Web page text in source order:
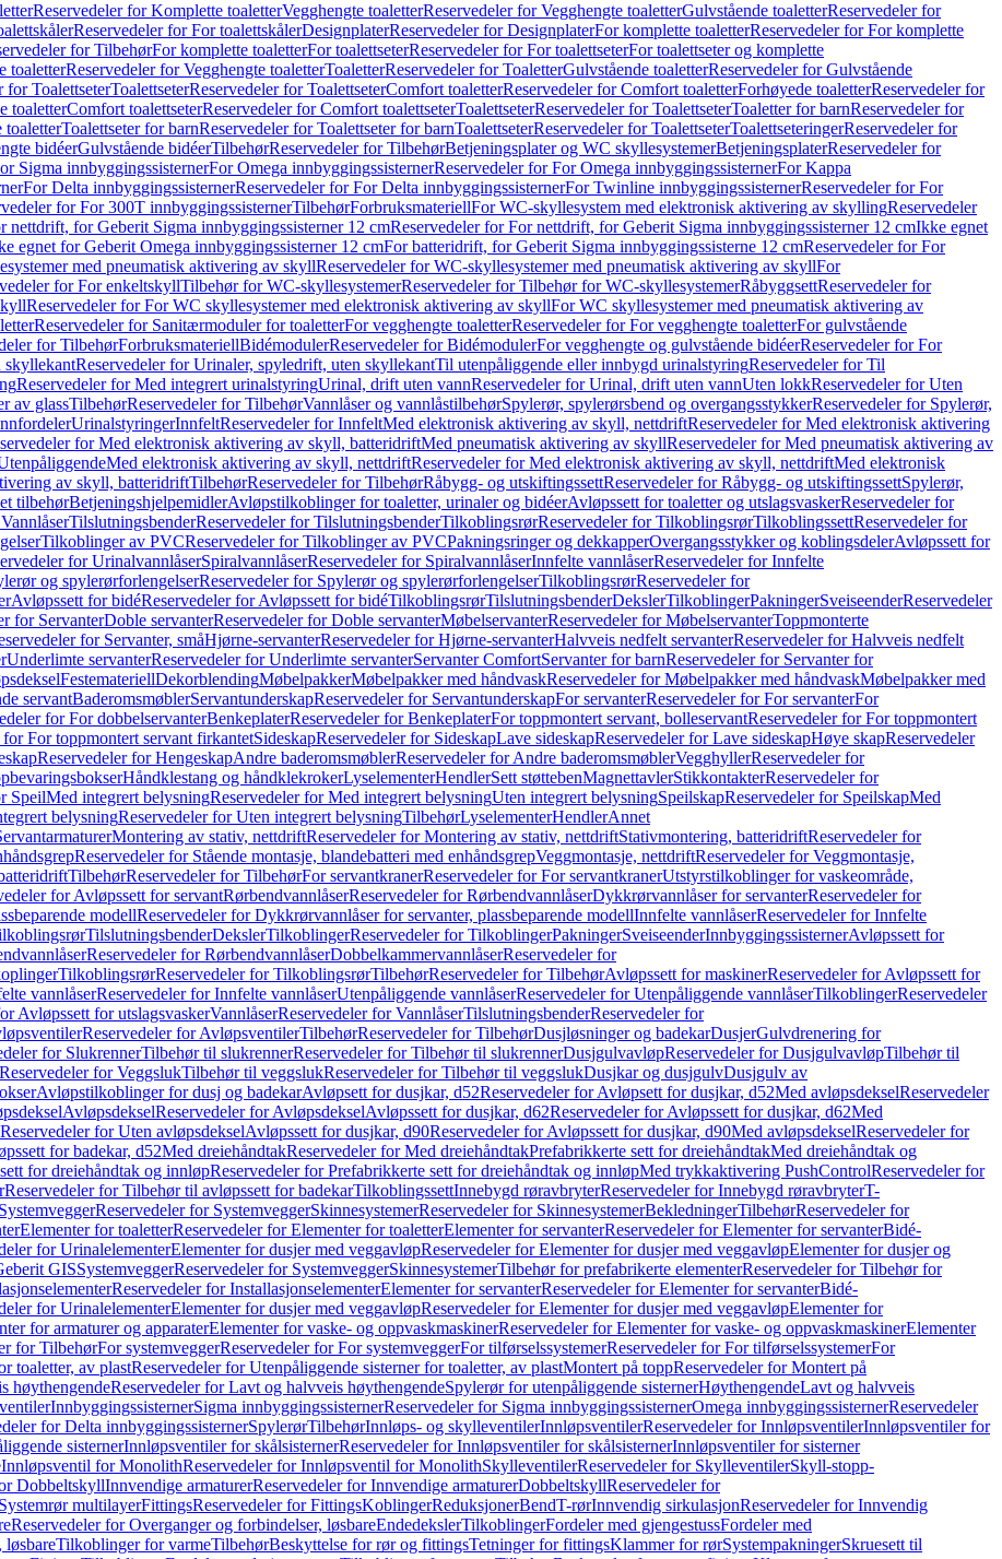
Reservedeler for Komplette toaletterVegghengte toaletterReservedeler for Vegghengte toaletterGulvstående toaletterReservedeler for
Reservedeler for For toalettskålerDesignplaterReservedeler for DesignplaterFor komplette toaletterReservedeler for For komplette
for TilbehørFor komplette toaletterFor toalettseterReservedeler for For toalettseterFor toalettseter og komplette
toaletterReservedeler for Vegghengte toaletterToaletterReservedeler for ToaletterGulvstående toaletterReservedeler for Gulvstående
for ToalettseterToalettseterReservedeler for ToalettseterComfort toaletterReservedeler for Comfort toaletterForhøyede toaletterReservedeler for
toaletterComfort toalettseterReservedeler for Comfort toalettseterToalettseterReservedeler for ToalettseterToaletter for barnReservedeler for
toaletterToalettseter for barnReservedeler for Toalettseter for barnToalettseterReservedeler for ToalettseterToalettseteringerReservedeler for
bidéerGulvstående bidéerTilbehørReservedeler for TilbehørBetjeningsplater og WC skyllesystemerBetjeningsplaterReservedeler for
Sigma innbyggingssisternerFor Omega innbyggingssisternerReservedeler for For Omega innbyggingssisternerFor Kappa
For Delta innbyggingssisternerReservedeler for For Delta innbyggingssisternerFor Twinline innbyggingssisternerReservedeler for For
for For 300T innbyggingssisternerTilbehørForbruksmateriellFor WC-skyllesystem med elektronisk aktivering av skyllingReservedeler
nettdrift, for Geberit Sigma innbyggingssisterner 12 cmReservedeler for For nettdrift, for Geberit Sigma innbyggingssisterner 12 cmIkke egnet
egnet for Geberit Omega innbyggingssisterner 12 cmFor batteridrift, for Geberit Sigma innbyggingssisterne 12 cmReservedeler for For
med pneumatisk aktivering av skyllReservedeler for WC-skyllesystemer med pneumatisk aktivering av skyllFor
for For enkeltskyllTilbehør for WC-skyllesystemerReservedeler for Tilbehør for WC-skyllesystemerRåbyggsettReservedeler for
Reservedeler for For WC skyllesystemer med elektronisk aktivering av skyllFor WC skyllesystemer med pneumatisk aktivering av
Reservedeler for Sanitærmoduler for toaletterFor vegghengte toaletterReservedeler for For vegghengte toaletterFor gulvstående
for TilbehørForbruksmateriellBidémodulerReservedeler for BidémodulerFor vegghengte og gulvstående bidéerReservedeler for For
skyllekantReservedeler for Urinaler, spyledrift, uten skyllekantTil utenpåliggende eller innbygd urinalstyringReservedeler for Til
Reservedeler for Med integrert urinalstyringUrinal, drift uten vannReservedeler for Urinal, drift uten vannUten lokkReservedeler for Uten
av glassTilbehørReservedeler for TilbehørVannlåser og vannlåstilbehørSpylerør, spylerørsbend og overgangsstykkerReservedeler for Spylerør,
UrinalstyringerInnfeltReservedeler for InnfeltMed elektronisk aktivering av skyll, nettdriftReservedeler for Med elektronisk aktivering
for Med elektronisk aktivering av skyll, batteridriftMed pneumatisk aktivering av skyllReservedeler for Med pneumatisk aktivering av
Med elektronisk aktivering av skyll, nettdriftReservedeler for Med elektronisk aktivering av skyll, nettdriftMed elektronisk
av skyll, batteridriftTilbehørReservedeler for TilbehørRåbygg- og utskiftingssettReservedeler for Råbygg- og utskiftingssettSpylerør,
tilbehørBetjeningshjelpemidlerAvløpstilkoblinger for toaletter, urinaler og bidéerAvløpssett for toaletter og utslagsvaskerReservedeler for
TilslutningsbenderReservedeler for TilslutningsbenderTilkoblingsrørReservedeler for TilkoblingsrørTilkoblingssettReservedeler for
Tilkoblinger av PVCReservedeler for Tilkoblinger av PVCPakningsringer og dekkapperOvergangsstykker og koblingsdelerAvløpssett for
for UrinalvannlåserSpiralvannlåserReservedeler for SpiralvannlåserInnfelte vannlåserReservedeler for Innfelte
og spylerørforlengelserReservedeler for Spylerør og spylerørforlengelserTilkoblingsrørReservedeler for
Avløpssett for bidéReservedeler for Avløpssett for bidéTilkoblingsrørTilslutningsbenderDekslerTilkoblingerPakningerSveiseenderReservedeler
for ServanterDoble servanterReservedeler for Doble servanterMøbelservanterReservedeler for MøbelservanterToppmonterte
for Servanter, småHjørne-servanterReservedeler for Hjørne-servanterHalvveis nedfelt servanterReservedeler for Halvveis nedfelt
Underlimte servanterReservedeler for Underlimte servanterServanter ComfortServanter for barnReservedeler for Servanter for
FestemateriellDekorblendingMøbelpakkerMøbelpakker med håndvaskReservedeler for Møbelpakker med håndvaskMøbelpakker med
servantBaderomsmøblerServantunderskapReservedeler for ServantunderskapFor servanterReservedeler for For servanterFor
for For dobbelservanterBenkeplaterReservedeler for BenkeplaterFor toppmontert servant, bolleservantReservedeler for For toppmontert
for For toppmontert servant firkantetSideskapReservedeler for SideskapLave sideskapReservedeler for Lave sideskapHøye skapReservedeler
Reservedeler for HengeskapAndre baderomsmøblerReservedeler for Andre baderomsmøblerVegghyllerReservedeler for
Håndklestang og håndklekrokerLyselementerHendlerSett støttebenMagnettavlerStikkontakterReservedeler for
SpeilMed integrert belysningReservedeler for Med integrert belysningUten integrert belysningSpeilskapReservedeler for SpeilskapMed
belysningReservedeler for Uten integrert belysningTilbehørLyselementerHendlerAnnet
Montering av stativ, nettdriftReservedeler for Montering av stativ, nettdriftStativmontering, batteridriftReservedeler for
Reservedeler for Stående montasje, blandebatteri med enhåndsgrepVeggmontasje, nettdriftReservedeler for Veggmontasje,
TilbehørReservedeler for TilbehørFor servantkranerReservedeler for For servantkranerUtstyrstilkoblinger for vaskeområde,
for Avløpssett for servantRørbendvannlåserReservedeler for RørbendvannlåserDykkrørvannlåser for servanterReservedeler for
modellReservedeler for Dykkrørvannlåser for servanter, plassbeparende modellInnfelte vannlåserReservedeler for Innfelte
TilslutningsbenderDekslerTilkoblingerReservedeler for TilkoblingerPakningerSveiseenderInnbyggingssisternerAvløpssett for
Reservedeler for RørbendvannlåserDobbelkammervannlåserReservedeler for
TilkoblingsrørReservedeler for TilkoblingsrørTilbehørReservedeler for TilbehørAvløpssett for maskinerReservedeler for Avløpssett for
vannlåserReservedeler for Innfelte vannlåserUtenpåliggende vannlåserReservedeler for Utenpåliggende vannlåserTilkoblingerReservedeler
Avløpssett for utslagsvaskerVannlåserReservedeler for VannlåserTilslutningsbenderReservedeler for
Reservedeler for AvløpsventilerTilbehørReservedeler for TilbehørDusjløsninger og badekarDusjerGulvdrenering for
for SlukrennerTilbehør til slukrennerReservedeler for Tilbehør til slukrennerDusjgulvavløpReservedeler for DusjgulvavløpTilbehør til
Reservedeler for VeggslukTilbehør til veggslukReservedeler for Tilbehør til veggslukDusjkar og dusjgulvDusjgulv av
Avløpstilkoblinger for dusj og badekarAvløpsett for dusjkar, d52Reservedeler for Avløpsett for dusjkar, d52Med avløpsdekselReservedeler
AvløpsdekselReservedeler for AvløpsdekselAvløpssett for dusjkar, d62Reservedeler for Avløpssett for dusjkar, d62Med
Reservedeler for Uten avløpsdekselAvløpssett for dusjkar, d90Reservedeler for Avløpssett for dusjkar, d90Med avløpsdekselReservedeler for
for badekar, d52Med dreiehåndtakReservedeler for Med dreiehåndtakPrefabrikkerte sett for dreiehåndtakMed dreiehåndtak og
for dreiehåndtak og innløpReservedeler for Prefabrikkerte sett for dreiehåndtak og innløpMed trykkaktivering PushControlReservedeler for
Reservedeler for Tilbehør til avløpssett for badekarTilkoblingssettInnebygd røravbryterReservedeler for Innebygd røravbryterT-
SystemveggerReservedeler for SystemveggerSkinnesystemerReservedeler for SkinnesystemerBekledningerTilbehørReservedeler for
Elementer for toaletterReservedeler for Elementer for toaletterElementer for servanterReservedeler for Elementer for servanterBidé-
for UrinalelementerElementer for dusjer med veggavløpReservedeler for Elementer for dusjer med veggavløpElementer for dusjer og
GISSystemveggerReservedeler for SystemveggerSkinnesystemerTilbehør for prefabrikerte elementerReservedeler for Tilbehør for
Reservedeler for InstallasjonselementerElementer for servanterReservedeler for Elementer for servanterBidé-
for UrinalelementerElementer for dusjer med veggavløpReservedeler for Elementer for dusjer med veggavløpElementer for
for armaturer og apparaterElementer for vaske- og oppvaskmaskinerReservedeler for Elementer for vaske- og oppvaskmaskinerElementer
for TilbehørFor systemveggerReservedeler for For systemveggerFor tilførselssystemerReservedeler for For tilførselssystemerFor
toaletter, av plastReservedeler for Utenpåliggende sisterner for toaletter, av plastMontert på toppReservedeler for Montert på
høythengendeReservedeler for Lavt og halvveis høythengendeSpylerør for utenpåliggende sisternerHøythengendeLavt og halvveis
InnbyggingssisternerSigma innbyggingssisternerReservedeler for Sigma innbyggingssisternerOmega innbyggingssisternerReservedeler
for Delta innbyggingssisternerSpylerørTilbehørInnløps- og skylleventilerInnløpsventilerReservedeler for InnløpsventilerInnløpsventiler for
sisternerInnløpsventiler for skålsisternerReservedeler for Innløpsventiler for skålsisternerInnløpsventiler for sisterner
Innløpsventil for MonolithReservedeler for Innløpsventil for MonolithSkylleventilerReservedeler for SkylleventilerSkyll-stopp-
DobbeltskyllInnvendige armaturerReservedeler for Innvendige armaturerDobbeltskyllReservedeler for
Systemrør multilayerFittingsReservedeler for FittingsKoblingerReduksjonerBendT-rørInnvendig sirkulasjonReservedeler for Innvendig
Reservedeler for Overganger og forbindelser, løsbareEndedekslerTilkoblingerFordeler med gjengestussFordeler med
løsbareTilkoblinger for varmeTilbehørBeskyttelse for rør og fittingsTetninger for fittingsKlammer for rørSystempakningerSkruesett til